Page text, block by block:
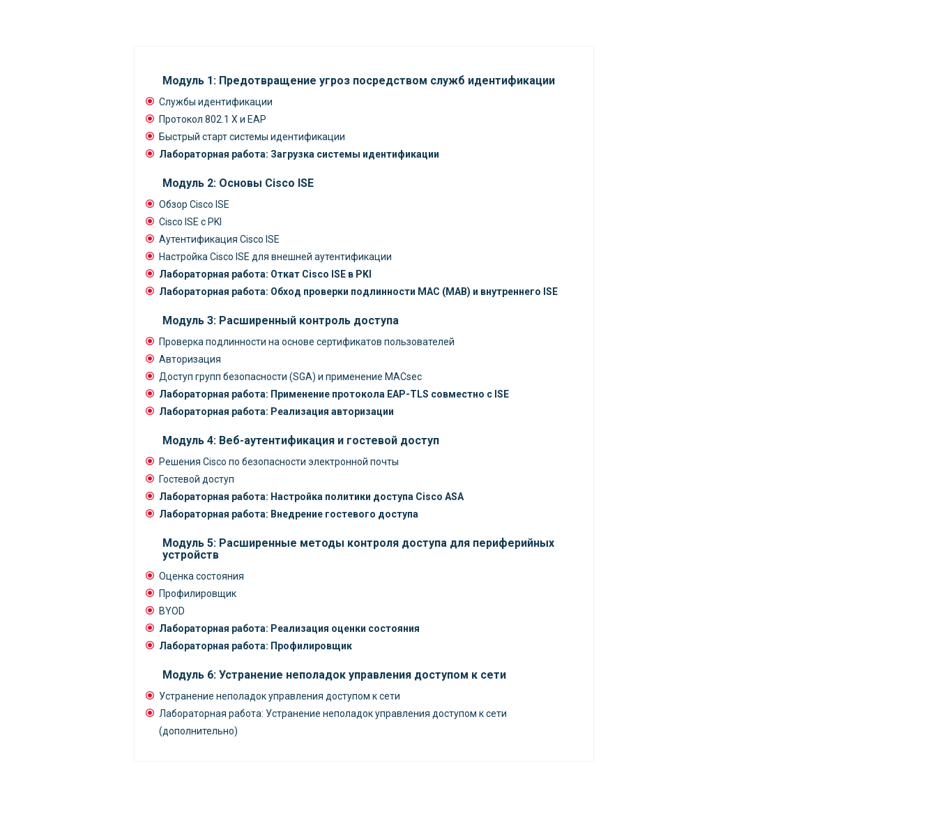
Модуль 1: Предотвращение угроз посредством служб идентификации
Службы идентификации
Протокол 802.1 X и EAP
Быстрый старт системы идентификации
Лабораторная работа: Загрузка системы идентификации
Модуль 2: Основы Cisco ISE
Обзор Cisco ISE
Cisco ISE с PKI
Аутентификация Cisco ISE
Настройка Cisco ISE для внешней аутентификации
Лабораторная работа: Откат Cisco ISE в PKI
Лабораторная работа: Обход проверки подлинности MAC (MAB) и внутреннего ISE
Модуль 3: Расширенный контроль доступа
Проверка подлинности на основе сертификатов пользователей
Авторизация
Доступ групп безопасности (SGA) и применение MACsec
Лабораторная работа: Применение протокола EAP-TLS совместно с ISE
Лабораторная работа: Реализация авторизации
Модуль 4: Веб-аутентификация и гостевой доступ
Решения Cisco по безопасности электронной почты
Гостевой доступ
Лабораторная работа: Настройка политики доступа Cisco ASA
Лабораторная работа: Внедрение гостевого доступа
Модуль 5: Расширенные методы контроля доступа для периферийных
устройств
Оценка состояния
Профилировщик
BYOD
Лабораторная работа: Реализация оценки состояния
Лабораторная работа: Профилировщик
Модуль 6: Устранение неполадок управления доступом к сети
Устранение неполадок управления доступом к сети
Лабораторная работа: Устранение неполадок управления доступом к сети
(дополнительно)